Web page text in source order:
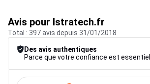
Avis pour Istratech.fr
Total : 397 avis depuis 31/01/2018
Des avis authentiques